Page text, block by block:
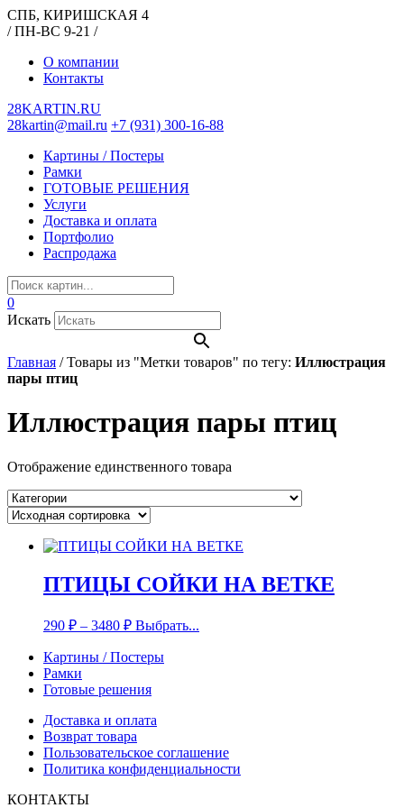
СПБ, КИРИШСКАЯ 4
/ ПН-ВС 9-21 /
О компании
Контакты
28KARTIN.RU
28kartin@mail.ru +7 (931) 300-16-88
Картины / Постеры
Рамки
ГОТОВЫЕ РЕШЕНИЯ
Услуги
Доставка и оплата
Портфолио
Распродажа
0
Искать
Главная /Товары из "Метки товаров" по тегу: Иллюстрация
пары птиц
Иллюстрация пары птиц
Отображение единственного товара
ПТИЦЫ СОЙКИ НА ВЕТКЕ
290 ₽ – 3480 ₽ Выбрать...
Картины / Постеры
Рамки
Готовые решения
Доставка и оплата
Возврат товара
Пользовательское соглашение
Политика конфиденциальности
КОНТАКТЫ